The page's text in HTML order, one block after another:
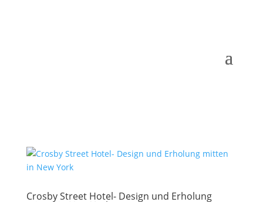
Crosby Street Hotel- Design und Erholung